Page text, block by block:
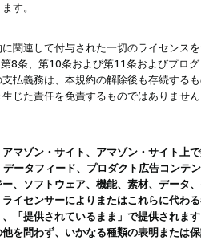
す。
関連して付与された一切のライセンス
8条、第10条および第11条およびプロ
払義務は、本規約の解除後も存続する
じた責任を免責するものではありませ
マゾン・サイト、アマゾン・サイト上
タフィード、プロダクト広告コンテ
、ソフトウェア、機能、素材、データ
イセンサーによりまたはこれらに代わ
「提供されているまま」で提供されま
を問わず、いかなる種類の表明または